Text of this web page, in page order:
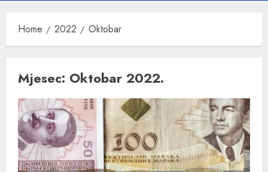
Home 2022 Oktobar
Mjesec: Oktobar 2022.